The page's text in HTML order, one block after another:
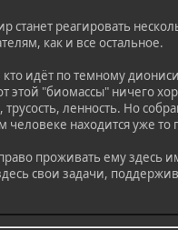
станет реагировать
как и все остальное.
идёт по темному
этой "биомассы" ничего
ленность. Но
человеке находится уже
проживать ему здесь
свои задачи,